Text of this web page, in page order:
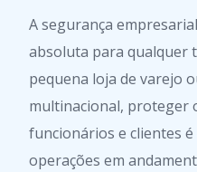
A segurança
absoluta para qualquer
pequena loja de varejo
multinacional, proteger
funcionários e clientes
operações em